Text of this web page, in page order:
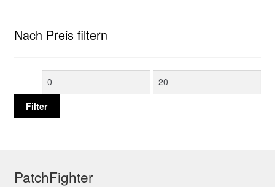
Nach Preis filtern
Min.
Max.
Filter
PatchFighter